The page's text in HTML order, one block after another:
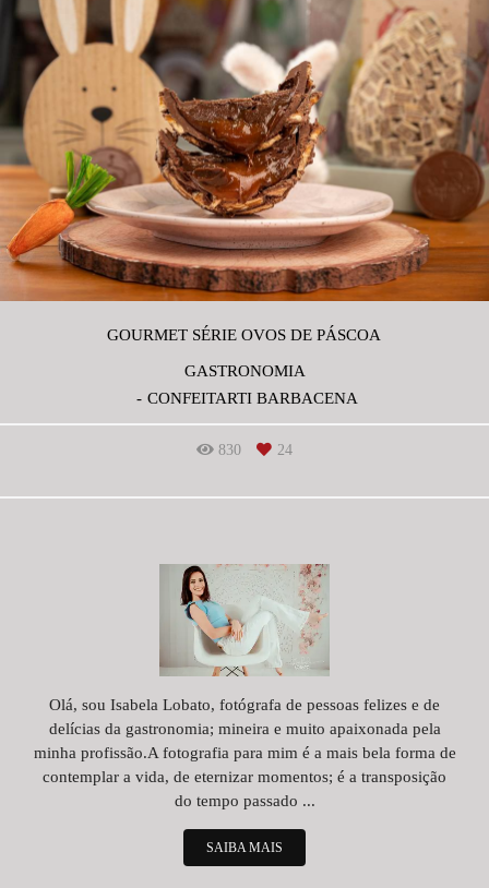
GOURMET SÉRIE OVOS DE PÁSCOA
GASTRONOMIA
CONFEITARTI BARBACENA
830 24
Olá, sou Isabela Lobato, fotógrafa de pessoas felizes e de
delícias da gastronomia; mineira e muito apaixonada pela
minha profissão.A fotografia para mim é a mais bela forma de
contemplar a vida, de eternizar momentos; é a transposição
do tempo passado ...
SAIBA MAIS